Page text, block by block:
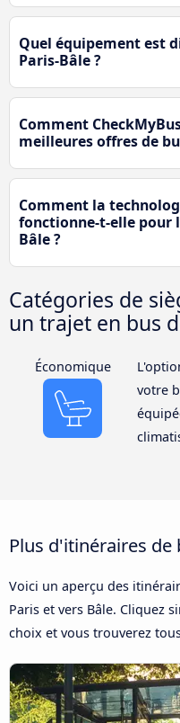
Quel équipement est
Paris-Bâle ?
Comment
meilleures offres de
Comment la
fonctionne-t-elle pour
Bâle ?
Catégories de
un trajet en bus
Économique
votre
Plus d'itinéraires de
Voici un aperçu des
Paris et vers Bâle. Cliquez
choix et vous trouverez